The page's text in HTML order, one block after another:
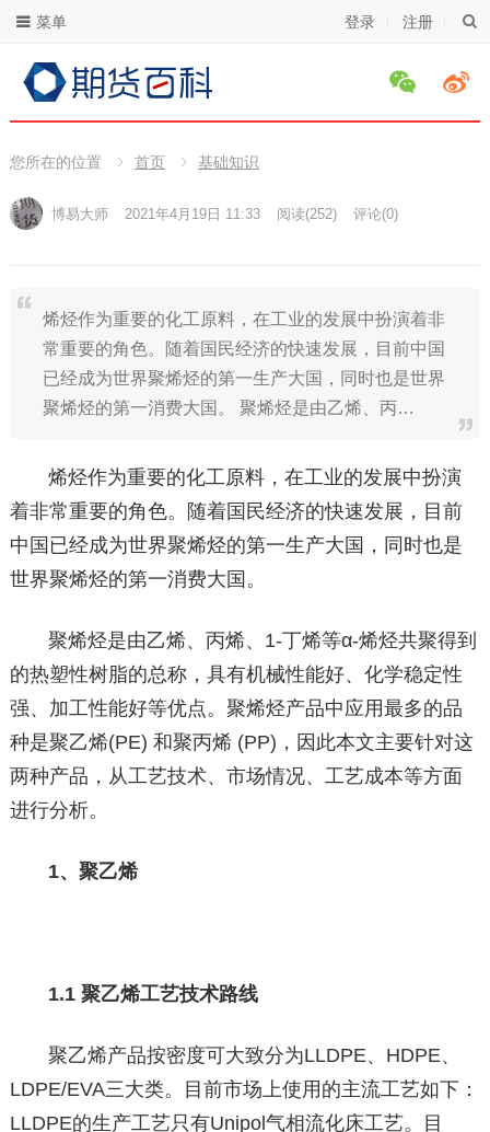
登录 注册
菜单
您所在的位置 首页 基础知识
博易大师 2021年4月19日 11:33 阅读(252) 评论(0)
烯烃作为重要的化工原料，在工业的发展中扮演着非
常重要的角色。随着国民经济的快速发展，目前中国
已经成为世界聚烯烃的第一生产大国，同时也是世界
聚烯烃的第一消费大国。 聚烯烃是由乙烯、丙…
烯烃作为重要的化工原料，在工业的发展中扮演
着非常重要的角色。随着国民经济的快速发展，目前
中国已经成为世界聚烯烃的第一生产大国，同时也是
世界聚烯烃的第一消费大国。
聚烯烃是由乙烯、丙烯、1-丁烯等α-烯烃共聚得到
的热塑性树脂的总称，具有机械性能好、化学稳定性
强、加工性能好等优点。聚烯烃产品中应用最多的品
种是聚乙烯(PE) 和聚丙烯 (PP)，因此本文主要针对这
两种产品，从工艺技术、市场情况、工艺成本等方面
进行分析。
1、聚乙烯
1.1 聚乙烯工艺技术路线
聚乙烯产品按密度可大致分为LLDPE、HDPE、
LDPE/EVA三大类。目前市场上使用的主流工艺如下：
LLDPE的生产工艺只有Unipol气相流化床工艺。目